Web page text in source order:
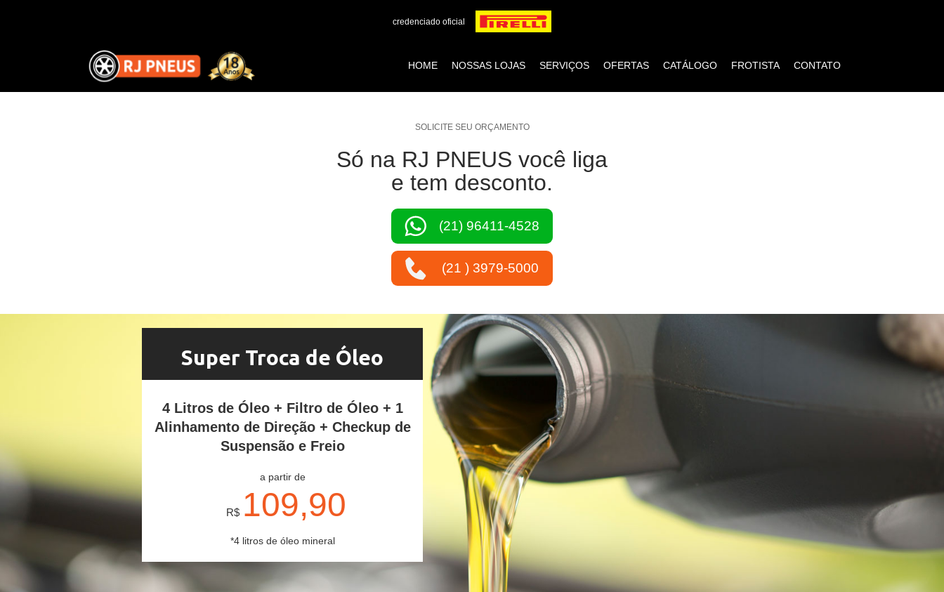
credenciado oficial
HOME NOSSAS LOJAS SERVIÇOS OFERTAS CATÁLOGO FROTISTA CONTATO
SOLICITE SEU ORÇAMENTO
Só na RJ PNEUS você liga
e tem desconto.
(21) 96411-4528
(21 ) 3979-5000
Super Troca de Óleo
4 Litros de Óleo + Filtro de Óleo + 1
Alinhamento de Direção + Checkup de
Suspensão e Freio
a partir de
R$ 109,90
*4 litros de óleo mineral